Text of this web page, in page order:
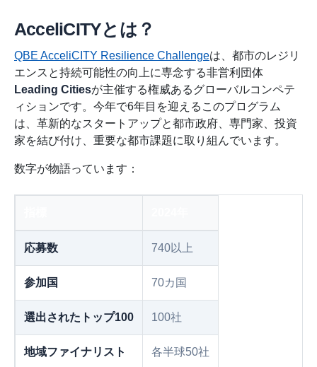
AcceliCITYとは？
QBE AcceliCITY Resilience Challengeは、都市のレジリ
エンスと持続可能性の向上に専念する非営利団体
Leading Citiesが主催する権威あるグローバルコンペテ
ィションです。今年で6年目を迎えるこのプログラム
は、革新的なスタートアップと都市政府、専門家、投資
家を結び付け、重要な都市課題に取り組んでいます。
数字が物語っています：
応募数 740以上
参加国 70カ国
選出されたトップ100 100社
地域ファイナリスト 各半球50社